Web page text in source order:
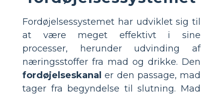
Fordøjelsessystemet har udviklet sig til
at være meget effektivt i sine
processer, herunder udvinding af
næringsstoffer fra mad og drikke. Den
fordøjelseskanal er den passage, mad
tager fra begyndelse til slutning. Mad